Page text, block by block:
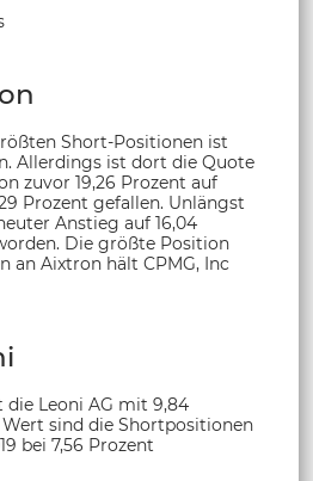
Short-Positionen ist
Allerdings ist dort die Quote
zuvor 19,26 Prozent auf
Prozent gefallen. Unlängst
Anstieg auf 16,04
Die größte Position
an Aixtron hält CPMG, Inc
Leoni AG mit 9,84
sind die Shortpositionen
bei 7,56 Prozent